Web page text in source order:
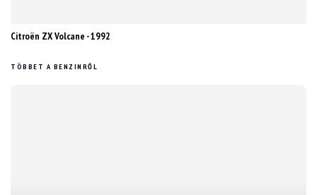
Citroën ZX Volcane - 1992
TÖBBET A BENZINRŐL